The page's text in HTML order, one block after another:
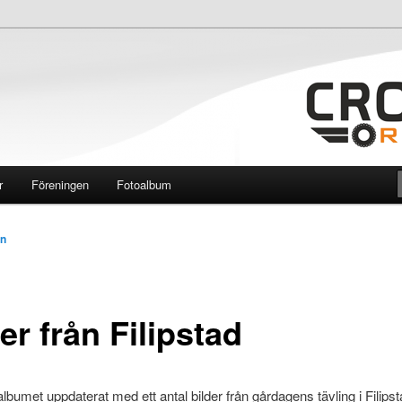
Föreningen Fotoalbum
från Filipstad
uppdaterat med ett antal bilder från gårdagens tävling i